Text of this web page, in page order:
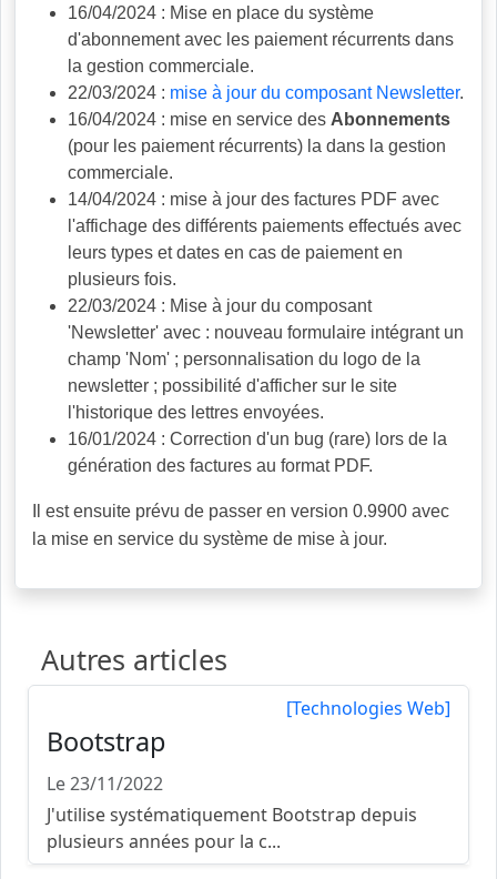
16/04/2024 : Mise en place du système
d'abonnement avec les paiement récurrents dans
la gestion commerciale.
22/03/2024 : mise à jour du composant Newsletter.
16/04/2024 : mise en service des Abonnements
(pour les paiement récurrents) la dans la gestion
commerciale.
14/04/2024 : mise à jour des factures PDF avec
l'affichage des différents paiements effectués avec
leurs types et dates en cas de paiement en
plusieurs fois.
22/03/2024 : Mise à jour du composant
'Newsletter' avec : nouveau formulaire intégrant un
champ 'Nom' ; personnalisation du logo de la
newsletter ; possibilité d'afficher sur le site
l'historique des lettres envoyées.
16/01/2024 : Correction d'un bug (rare) lors de la
génération des factures au format PDF.
Il est ensuite prévu de passer en version 0.9900 avec
la mise en service du système de mise à jour.
Autres articles
[Technologies Web]
Bootstrap
Le 23/11/2022
J'utilise systématiquement Bootstrap depuis
plusieurs années pour la c...